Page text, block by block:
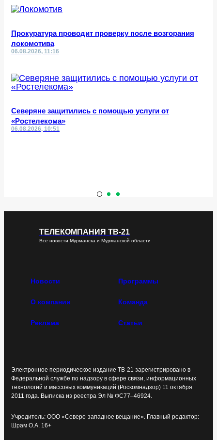
Прокуратура проводит проверку после возгорания
локомотива
06.08.2026, 11:16
Северяне защитились с помощью услуги от
«Ростелекома»
06.08.2026, 10:51
ТЕЛЕКОМПАНИЯ ТВ-21
Все новости Мурманска и Мурманской области
Новости Программы
О компании Команда
Реклама Статьи
Электронное периодическое издание ТВ-21 зарегистрировано в
Федеральной службе по надзору в сфере связи, информационных
технологий и массовых коммуникаций (Роскомнадзор) 11 октября
2011 года. Выписка из реестра Эл № ФС77–46924.
Учредитель: ООО «Северо-западное вещание». Главный редактор:
Шрам О.А. 16+